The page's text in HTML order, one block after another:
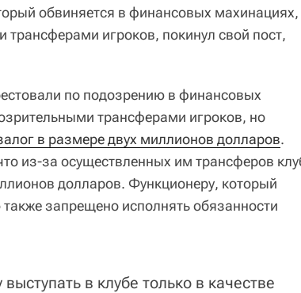
обвиняется в финансовых махинациях,
игроков, покинул свой пост,
по подозрению в финансовых
трансферами игроков, но
в размере двух миллионов долларов.
из-за осуществленных им трансферов
долларов. Функционеру, который
запрещено исполнять обязанности
в клубе только в качестве